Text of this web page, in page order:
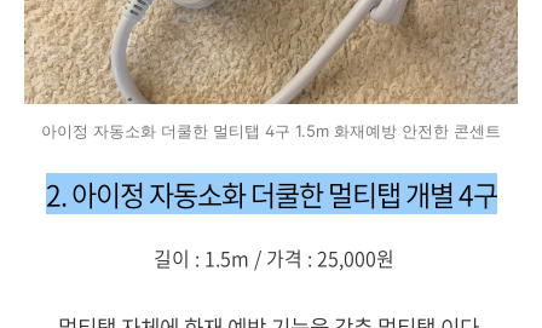
아이정 자동소화 더쿨한 멀티탭 4구 1.5m 화재예방 안전한 콘센트
2.아이정 자동소화 더쿨한 멀티탭 개별 4구
길이 : 1.5m / 가격 : 25,000원